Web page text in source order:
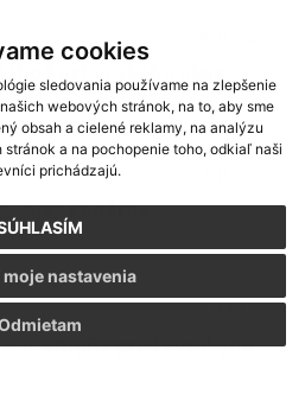
cookies
sledovania používame na zlepšenie
webových stránok, na to, aby sme
obsah a cielené reklamy, na analýzu
a na pochopenie toho, odkiaľ naši
prichádzajú.
nastavenia
kuchynského oleja
- orez konárov
26. JÚN 2026
II. stupňa pred vysokými